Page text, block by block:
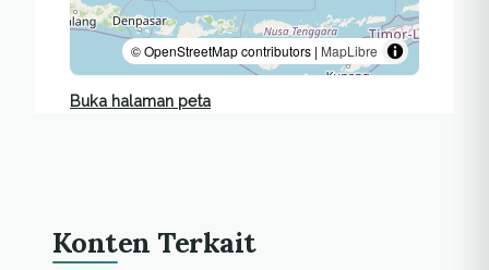
© OpenStreetMap contributors | MapLibre
Buka halaman peta
Konten Terkait